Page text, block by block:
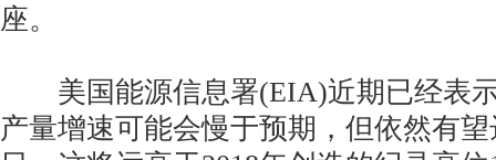
座。
美国能源信息署(EIA)近期已经表示
产量增速可能会慢于预期，但依然有